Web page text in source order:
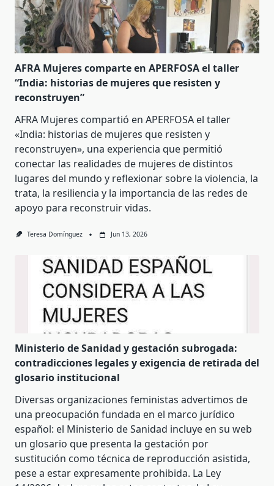
AFRA Mujeres comparte en APERFOSA el taller
“India: historias de mujeres que resisten y
reconstruyen”
AFRA Mujeres compartió en APERFOSA el taller
«India: historias de mujeres que resisten y
reconstruyen», una experiencia que permitió
conectar las realidades de mujeres de distintos
lugares del mundo y reflexionar sobre la violencia, la
trata, la resiliencia y la importancia de las redes de
apoyo para reconstruir vidas.
Teresa Domínguez Jun 13, 2026
Ministerio de Sanidad y gestación subrogada:
contradicciones legales y exigencia de retirada del
glosario institucional
Diversas organizaciones feministas advertimos de
una preocupación fundada en el marco jurídico
español: el Ministerio de Sanidad incluye en su web
un glosario que presenta la gestación por
sustitución como técnica de reproducción asistida,
pese a estar expresamente prohibida. La Ley